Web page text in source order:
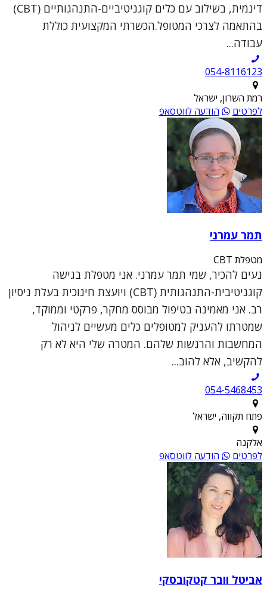
דינמית, בשילוב עם כלים קוגניטיביים-התנהגותיים (CBT)
בהתאמה לצרכי המטופל.הכשרתי המקצועית כוללת
עבודה...
054-8116123
רמת השרון, ישראל
לפרטים
הודעה לווטסאפ
תמר עמרני
מטפלת CBT
נעים להכיר, שמי תמר עמרני. אני מטפלת בגישה
קוגניטיבית-התנהגותית (CBT) ויועצת חינוכית בעלת ניסיון
רב. אני מאמינה בטיפול מבוסס מחקר, פרקטי וממוקד,
שמטרתו להעניק למטופלים כלים מעשיים לניהול
המחשבות והרגשות שלהם. המטרה שלי היא לא רק
להקשיב, אלא להוב...
054-5468453
פתח תקווה, ישראל
אלקנה
לפרטים
הודעה לווטסאפ
אביטל וובר קטקובסקי